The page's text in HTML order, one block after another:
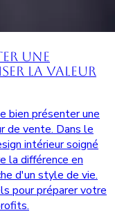
une
la Valeur
bien présenter une
de vente. Dans le
intérieur soigné
la différence en
d'un style de vie.
pour préparer votre